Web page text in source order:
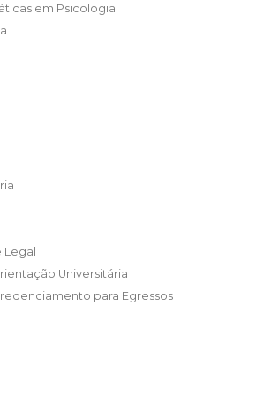
em Psicologia
Legal
Universitária
para Egressos